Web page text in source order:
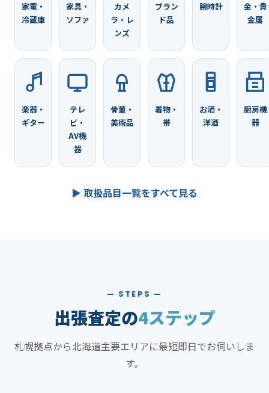
家電・
冷蔵庫
家具・
ソファ
カメ
ラ・レ
ンズ
ブラン
ド品
腕時計
金・貴
金属
楽器・
ギター
テレ
ビ・
AV機
器
骨董・
美術品
着物・
帯
お酒・
洋酒
厨房機
器
▶ 取扱品目一覧をすべて見る
— STEPS —
出張査定の4ステップ
札幌拠点から北海道主要エリアに最短即日でお伺いしま
す。